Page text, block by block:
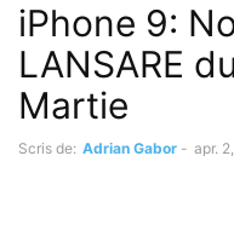
iPhone 9:
LANSARE
Martie
Scris de: Adrian Gabor - apr.